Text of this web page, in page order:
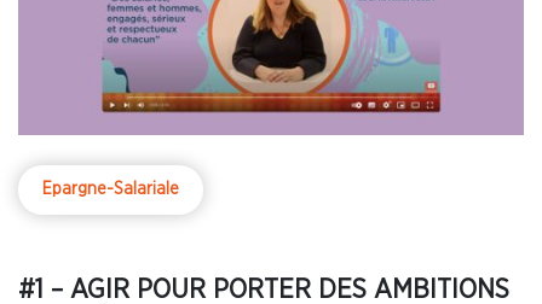
Epargne-Salariale
#1 – AGIR POUR PORTER DES AMBITIONS